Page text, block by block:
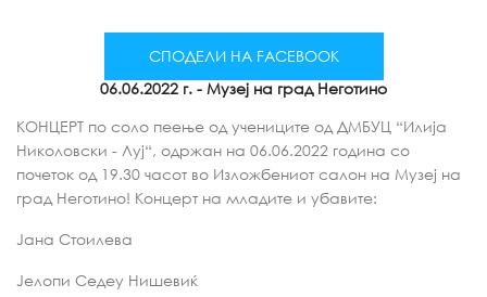
СПОДЕЛИ НА FACEBOOK
06.06.2022 г. - Музеј на град Неготино
КОНЦЕРТ по соло пеење од учениците од ДМБУЦ “Илија
Николовски - Луј“, одржан на 06.06.2022 година со
почеток од 19.30 часот во Изложбениот салон на Музеј на
град Неготино! Концерт на младите и убавите:
Јана Стоилева
Јелопи Седеу Нишевиќ